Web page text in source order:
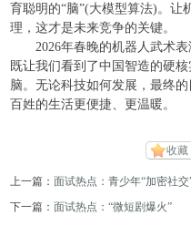
育聪明的“脑”(大模型算法)。让
理，这才是未来竞争的关键。
2026年春晚的机器人武术表
既让我们看到了中国智造的硬
脑。无论科技如何发展，最终
百姓的生活更便捷、更温暖。
收藏
上一篇：面试热点：青少年“加密社交
下一篇：面试热点：“微短剧爆火”